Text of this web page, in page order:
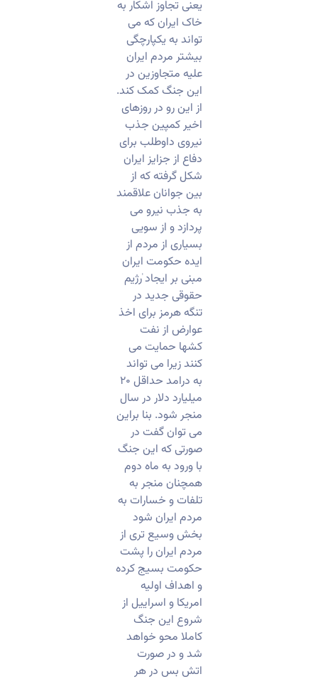
یعنی تجاوز اشکار به
خاک ایران که می
تواند به یکپارچگی
بیشتر مردم ایران
علیه متجاوزین در
این جنگ کمک کند.
از این رو در روزهای
اخیر کمپین جذب
نیروی داوطلب برای
دفاع از جزایز ایران
شکل گرفته که از
بین جوانان علاقمند
به جذب نیرو می
پردازد و از سویی
بسیاری از مردم از
ایده حکومت ایران
مبنی بر ایجاد ٰرژیم
حقوقی جدید در
تنگه هرمز برای اخذ
عوارض از نفت
کشها حمایت می
کنند زیرا می تواند
به درامد حداقل ۲۰
میلیارد دلار در سال
منجر شود. بنا براین
می توان گفت در
صورتی که این جنگ
با ورود به ماه دوم
همچنان منجر به
تلفات و خسارات به
مردم ایران شود
بخش وسیع تری از
مردم ایران را پشت
حکومت بسیج کرده
و اهداف اولیه
امریکا و اسراییل از
شروع این جنگ
کاملا محو خواهد
شد و در صورت
اتش بس در هر